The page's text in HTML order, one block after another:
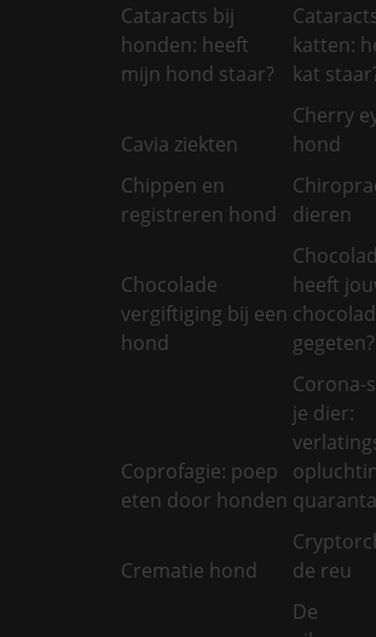
Cataracts bij
honden: heeft
mijn hond staar?
katten:
kat
Cavia ziekten
Cherry
hond
Chippen en
registreren hond
dieren
Chocolade
vergiftiging bij een
hond
heeft
gegeten?
Coprofagie: poep
eten door honden
Corona-
je dier:
Crematie hond
de reu
De